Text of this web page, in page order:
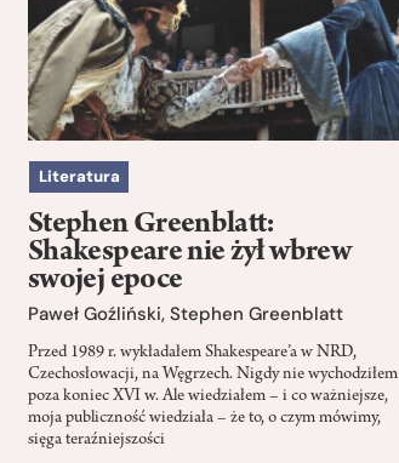
Literatura
Stephen Greenblatt:
Shakespeare nie żył wbrew
swojej epoce
Paweł Goźliński, Stephen Greenblatt
Przed 1989 r. wykładałem Shakespeare’a w NRD,
Czechosłowacji, na Węgrzech. Nigdy nie wychodziłem
poza koniec XVI w. Ale wiedziałem – i co ważniejsze,
moja publiczność wiedziała – że to, o czym mówimy,
sięga teraźniejszości